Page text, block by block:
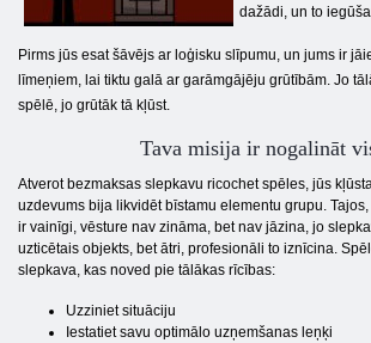
dažādi, un to
Pirms jūs esat šāvējs ar loģisku slīpumu, un jums ir
līmeņiem, lai tiktu galā ar garāmgājēju grūtībām. Jo
spēlē, jo grūtāk tā kļūst.
Tava misija ir nogalināt
Atverot bezmaksas slepkavu ricochet spēles, jūs
uzdevums bija likvidēt bīstamu elementu grupu.
ir vainīgi, vēsture nav zināma, bet nav jāzina, jo
uzticētais objekts, bet ātri, profesionāli to iznīcina.
slepkava, kas noved pie tālākas rīcības:
Uzziniet situāciju
Iestatiet savu optimālo uzņemšanas leņķi